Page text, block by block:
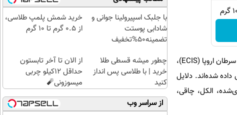
همچنین آمار سرطان در دوران کودکی نیز افزایش یافته است؛ به‌طوری‌که براساس داده‌های سیستم اطلاعات سرطان اروپا (ECIS)،
سرطان تشخیص داده شده‌اند. دلایل
الکل، چاقی،
با جلبک اسپیرولینا جوانی و
شادابی پوستت
تضمینه50%تخفیف
خرید شمش پلمپ طلاسی،
از ۰.۵ گرم تا ۱۰ گرم
چطور میشه قسطی طلا
خرید | با طلاسی پس انداز
کنید
از الان تا آخر تابستون
حداقل 12کیلو چربی
میسوزونی🧨
از سراسر وب